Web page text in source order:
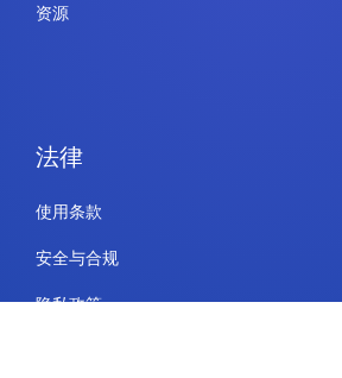
资源
法律
使用条款
安全与合规
隐私政策